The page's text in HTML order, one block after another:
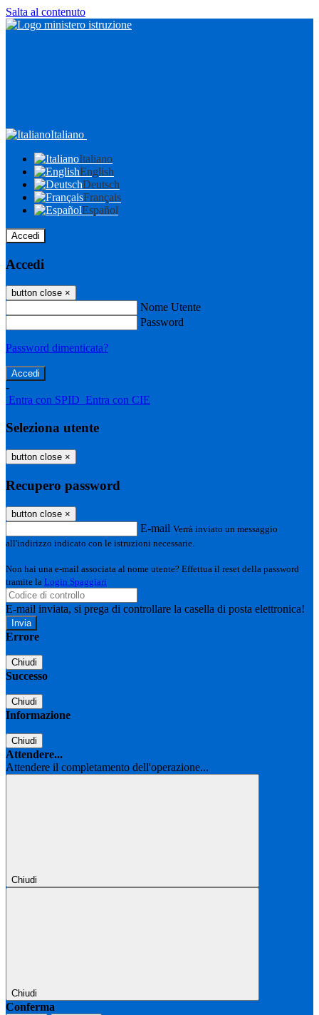
Salta al contenuto
Italiano
Italiano
English
Deutsch
Français
Español
Accedi
Accedi
button close ×
Nome Utente
Password
Password dimenticata?
-
Entra con SPID Entra con CIE
Seleziona utente
button close ×
Recupero password
button close ×
E-mail Verrà inviato un messaggio
all'indirizzo indicato con le istruzioni necessarie.
Non hai una e-mail associata al nome utente? Effettua il reset della password
tramite la Login Spaggiari
E-mail inviata, si prega di controllare la casella di posta elettronica!
Errore
Chiudi
Successo
Chiudi
Informazione
Chiudi
Attendere...
Attendere il completamento dell'operazione...
Chiudi
Chiudi
Conferma